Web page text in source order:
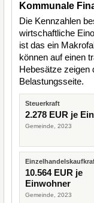
Kommunale
Die Kennzahlen
wirtschaftliche
ist das ein
können auf einen
Hebesätze zeigen
Belastungsseite.
Steuerkraft
2.278 EUR je
Gemeinde, 2023
10.564 EUR je
Einwohner
Gemeinde, 2023